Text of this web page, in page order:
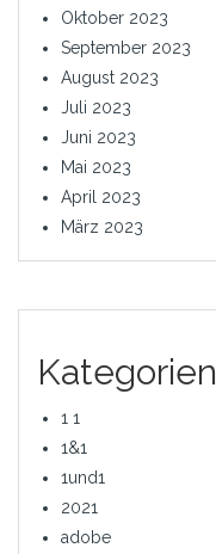
Oktober 2023
September 2023
August 2023
Juli 2023
Juni 2023
Mai 2023
April 2023
März 2023
Kategorien
1 1
1&1
1und1
2021
adobe